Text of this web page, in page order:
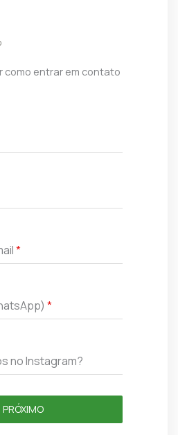
como entrar em contato
*
*
no Instagram?
PRÓXIMO